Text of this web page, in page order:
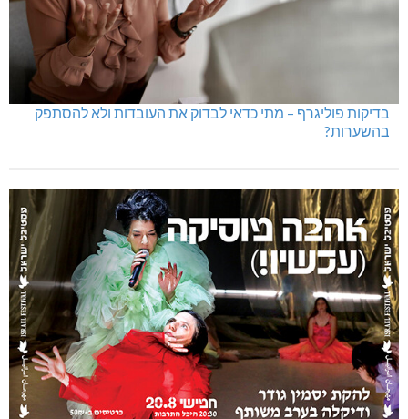
בדיקות פוליגרף – מתי כדאי לבדוק את העובדות ולא להסתפק
בהשערות?